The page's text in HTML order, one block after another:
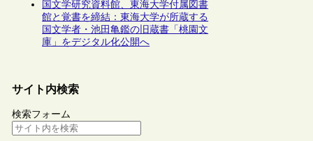
国文学研究資料館、東海大学付属図書
館と覚書を締結：東海大学が所蔵する
国文学者・池田亀鑑の旧蔵書「桃園文
庫」をデジタル化公開へ
サイト内検索
検索フォーム